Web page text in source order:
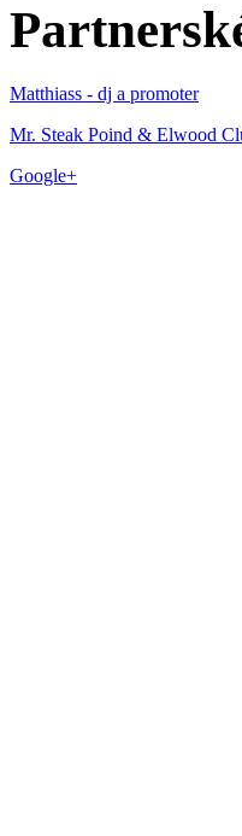
Matthiass - dj a promoter
Mr. Steak Poind & Elwood
Google+